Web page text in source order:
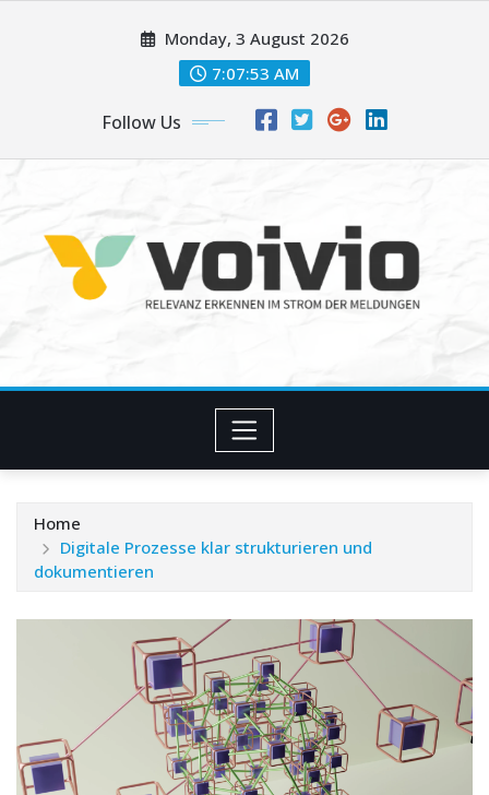
Monday, 3 August 2026
7:07:53 AM
Follow Us
Home
Digitale Prozesse klar strukturieren und
dokumentieren